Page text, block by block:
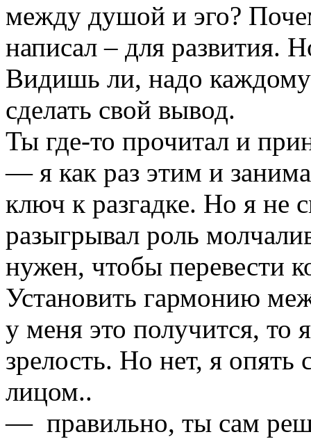
между душой и эго?
написал – для развития.
Видишь ли, надо
сделать свой вывод.
Ты где-то прочитал и
— я как раз этим и
ключ к разгадке. Но я не
разыгрывал роль
нужен, чтобы перевести
Установить гармонию
у меня это получится, то
зрелость. Но нет, я
лицом..
— правильно, ты сам